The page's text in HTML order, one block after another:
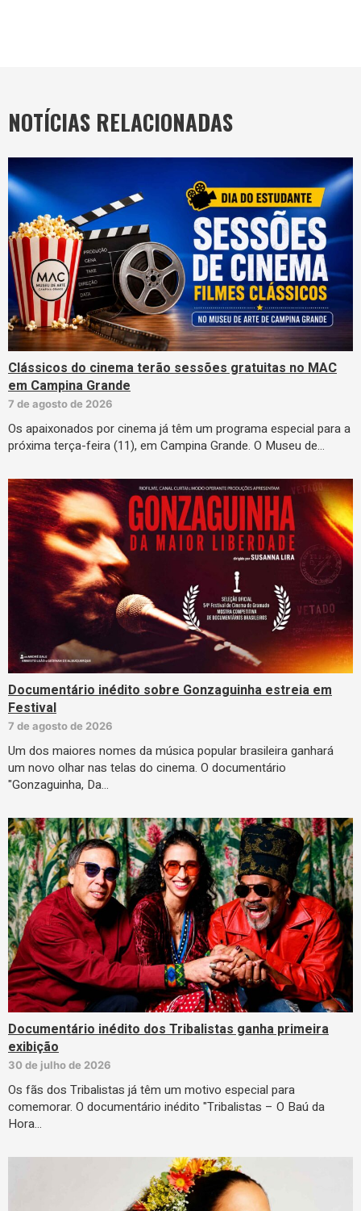
NOTÍCIAS RELACIONADAS
Clássicos do cinema terão sessões gratuitas no MAC
em Campina Grande
7 de agosto de 2026
Os apaixonados por cinema já têm um programa especial para a
próxima terça-feira (11), em Campina Grande. O Museu de…
Documentário inédito sobre Gonzaguinha estreia em
Festival
7 de agosto de 2026
Um dos maiores nomes da música popular brasileira ganhará
um novo olhar nas telas do cinema. O documentário
"Gonzaguinha, Da…
Documentário inédito dos Tribalistas ganha primeira
exibição
30 de julho de 2026
Os fãs dos Tribalistas já têm um motivo especial para
comemorar. O documentário inédito "Tribalistas – O Baú da
Hora…